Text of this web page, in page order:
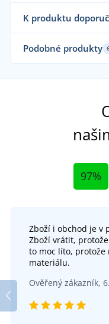
K produktu
v
Podobné produkty
Dětská zimní
97%
Zboží i obchod je v
Zboží vrátit,
to moc líto, protože
materiálu.
Ověřený zákazník,